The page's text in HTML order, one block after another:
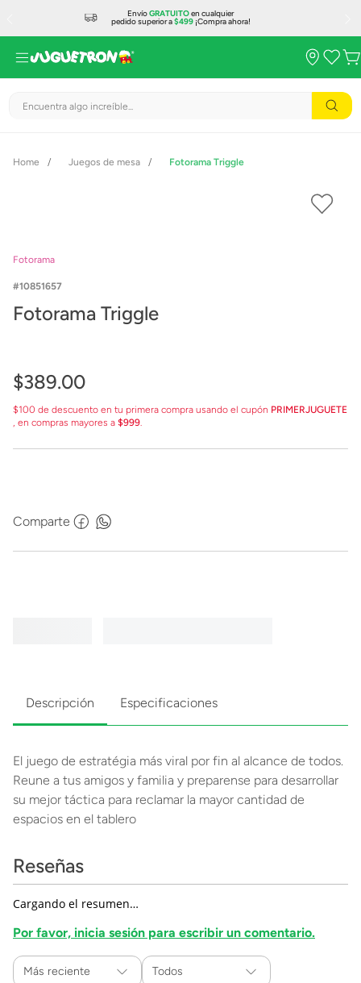
EnvíoGRATUITOen cualquier
pedido superior a$499¡Compra ahora!
Encuentra algo increíble...
Juegos de mesa Fotorama Triggle
Fotorama
10851657
Fotorama Triggle
$389.00
$100 de descuento en tu primera compra usando el cupón PRIMERJUGUETE
, en compras mayores a $999.
Comparte
Descripción Especificaciones
El juego de estratégia más viral por fin al alcance de todos.
Reune a tus amigos y familia y preparense para desarrollar
su mejor táctica para reclamar la mayor cantidad de
espacios en el tablero
Reseñas
Cargando el resumen…
Por favor, inicia sesión para escribir un comentario.
Más reciente Todos